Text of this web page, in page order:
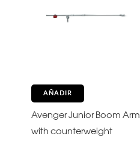
AÑADIR
Avenger Junior Boom Arm
with counterweight